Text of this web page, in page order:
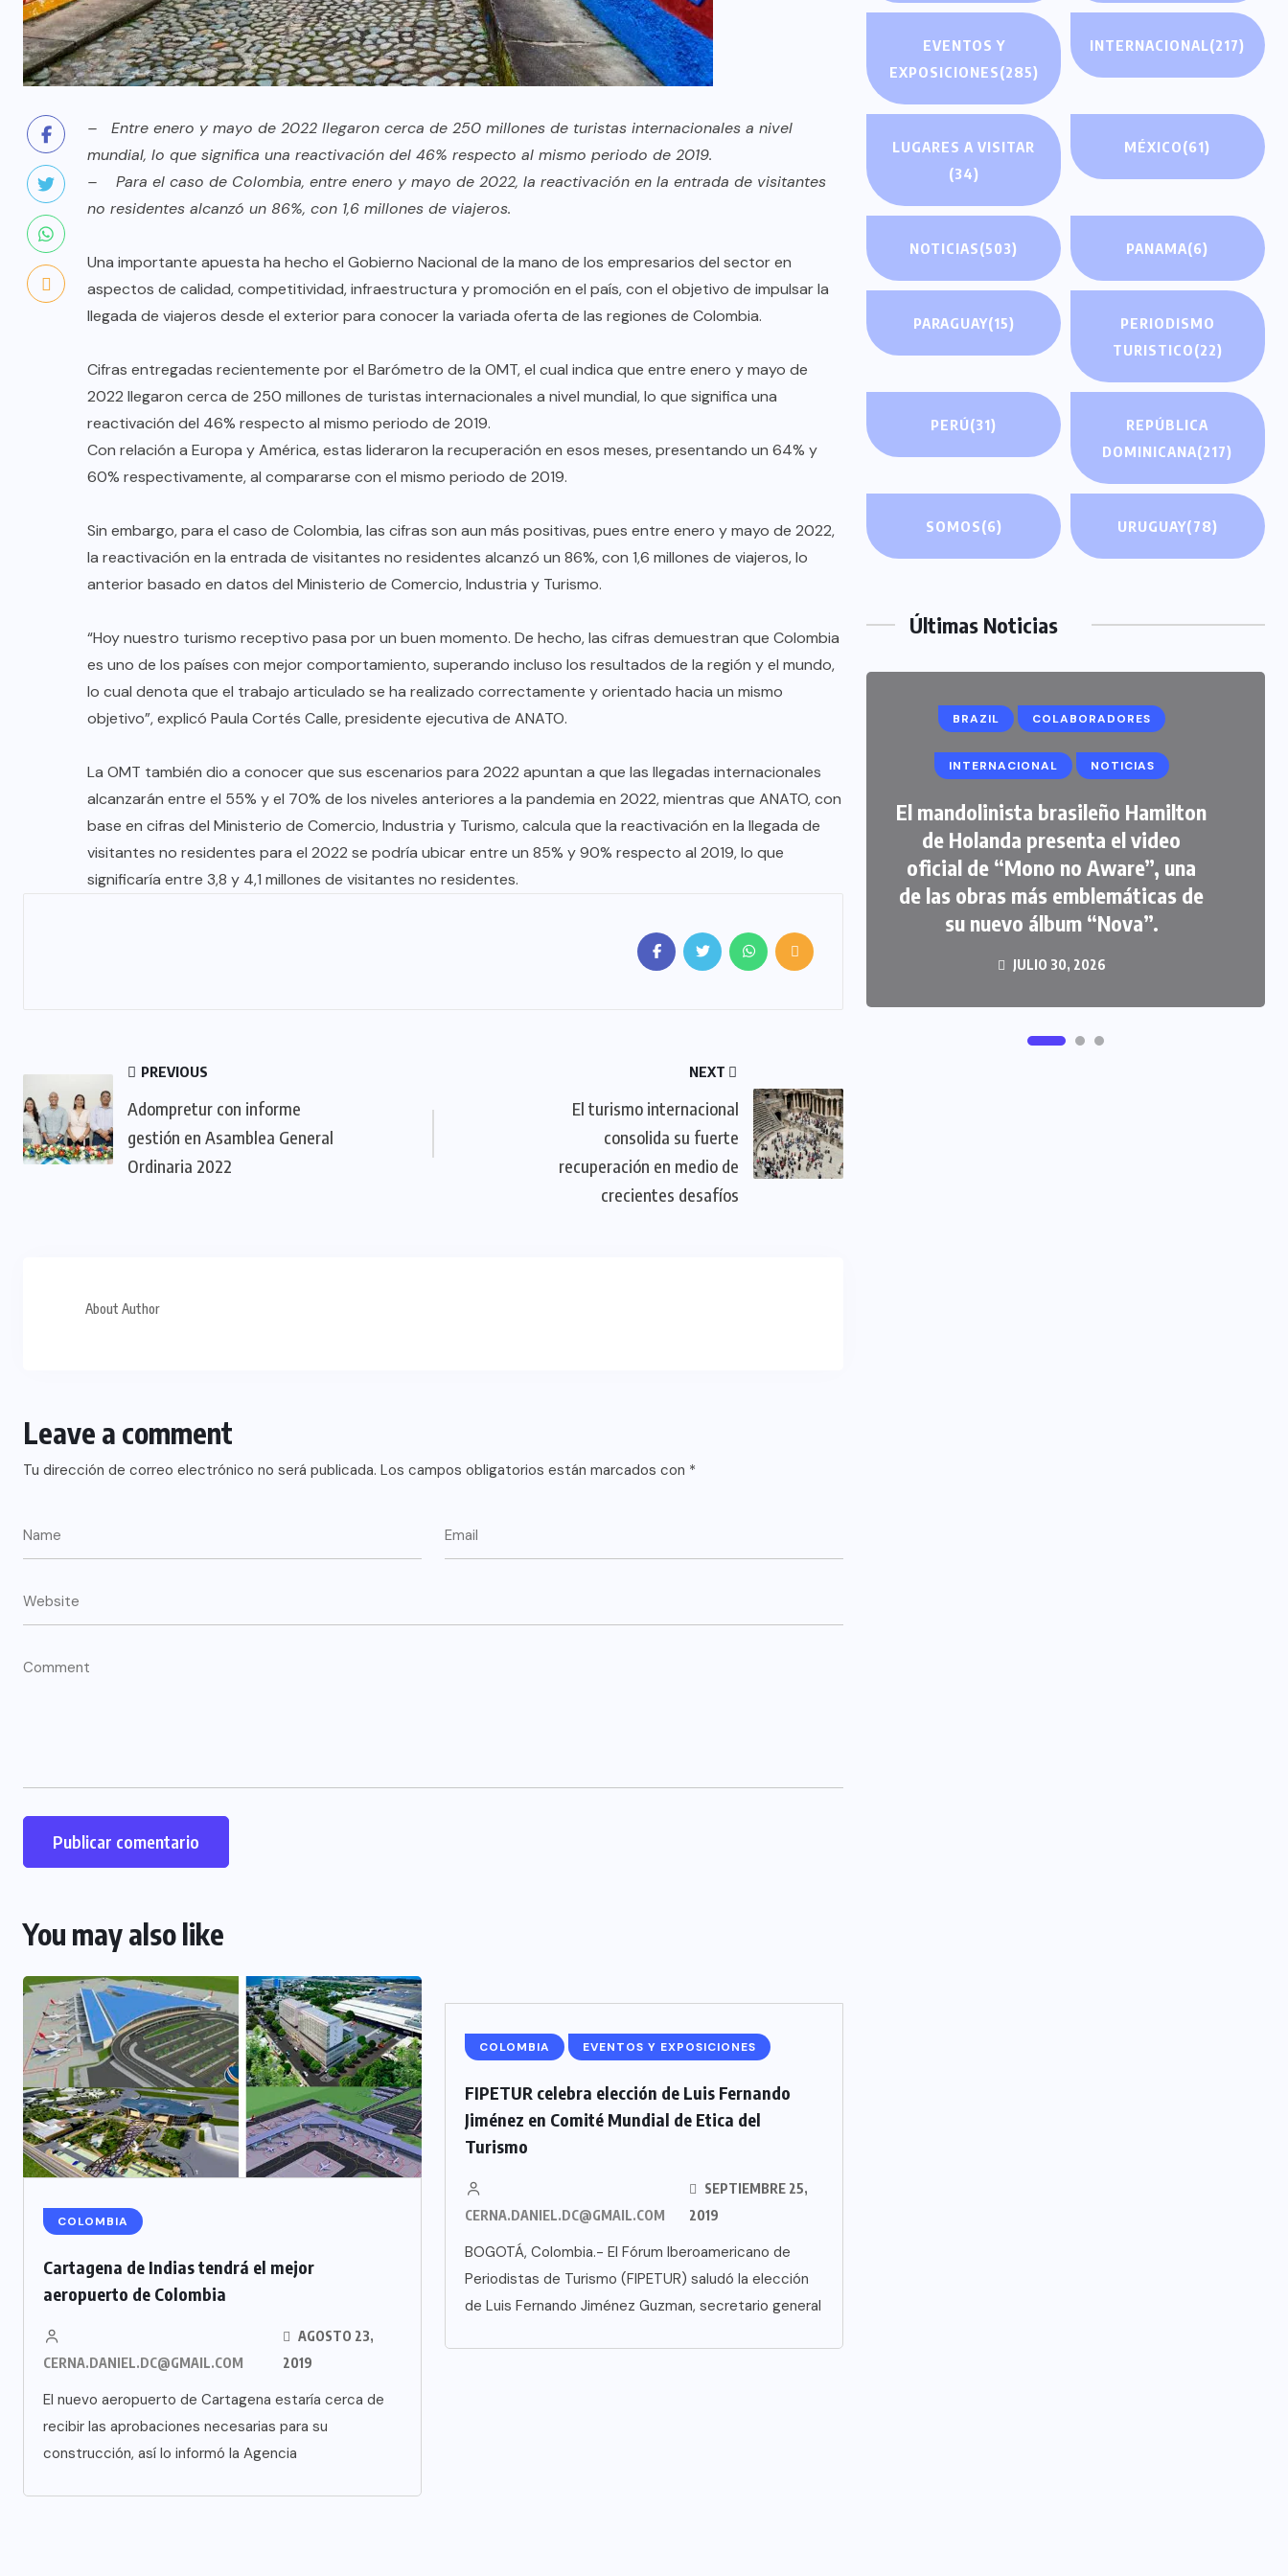
– Entre enero y mayo de 2022 llegaron cerca de 250 millones de turistas internacionales a nivel
mundial, lo que significa una reactivación del 46% respecto al mismo periodo de 2019.
– Para el caso de Colombia, entre enero y mayo de 2022, la reactivación en la entrada de visitantes
no residentes alcanzó un 86%, con 1,6 millones de viajeros.
Una importante apuesta ha hecho el Gobierno Nacional de la mano de los empresarios del sector en
aspectos de calidad, competitividad, infraestructura y promoción en el país, con el objetivo de impulsar la
llegada de viajeros desde el exterior para conocer la variada oferta de las regiones de Colombia.
Cifras entregadas recientemente por el Barómetro de la OMT, el cual indica que entre enero y mayo de
2022 llegaron cerca de 250 millones de turistas internacionales a nivel mundial, lo que significa una
reactivación del 46% respecto al mismo periodo de 2019.
Con relación a Europa y América, estas lideraron la recuperación en esos meses, presentando un 64% y
60% respectivamente, al compararse con el mismo periodo de 2019.
Sin embargo, para el caso de Colombia, las cifras son aun más positivas, pues entre enero y mayo de 2022,
la reactivación en la entrada de visitantes no residentes alcanzó un 86%, con 1,6 millones de viajeros, lo
anterior basado en datos del Ministerio de Comercio, Industria y Turismo.
“Hoy nuestro turismo receptivo pasa por un buen momento. De hecho, las cifras demuestran que Colombia
es uno de los países con mejor comportamiento, superando incluso los resultados de la región y el mundo,
lo cual denota que el trabajo articulado se ha realizado correctamente y orientado hacia un mismo
objetivo”, explicó Paula Cortés Calle, presidente ejecutiva de ANATO.
La OMT también dio a conocer que sus escenarios para 2022 apuntan a que las llegadas internacionales
alcanzarán entre el 55% y el 70% de los niveles anteriores a la pandemia en 2022, mientras que ANATO, con
base en cifras del Ministerio de Comercio, Industria y Turismo, calcula que la reactivación en la llegada de
visitantes no residentes para el 2022 se podría ubicar entre un 85% y 90% respecto al 2019, lo que
significaría entre 3,8 y 4,1 millones de visitantes no residentes.
PREVIOUS
Adompretur con informe
gestión en Asamblea General
Ordinaria 2022
NEXT
El turismo internacional
consolida su fuerte
recuperación en medio de
crecientes desafíos
About Author
Leave a comment
Tu dirección de correo electrónico no será publicada. Los campos obligatorios están marcados con *
You may also like
COLOMBIA
Cartagena de Indias tendrá el mejor
aeropuerto de Colombia
CERNA.DANIEL.DC@GMAIL.COM
AGOSTO 23,
2019
El nuevo aeropuerto de Cartagena estaría cerca de
recibir las aprobaciones necesarias para su
construcción, así lo informó la Agencia
COLOMBIA EVENTOS Y EXPOSICIONES
FIPETUR celebra elección de Luis Fernando
Jiménez en Comité Mundial de Etica del
Turismo
CERNA.DANIEL.DC@GMAIL.COM
SEPTIEMBRE 25,
2019
BOGOTÁ, Colombia.- El Fórum Iberoamericano de
Periodistas de Turismo (FIPETUR) saludó la elección
de Luis Fernando Jiménez Guzman, secretario general
EVENTOS Y
EXPOSICIONES(285)
INTERNACIONAL(217)
LUGARES A VISITAR
(34)
MÉXICO(61)
NOTICIAS(503) PANAMA(6)
PARAGUAY(15)
PERIODISMO
TURISTICO(22)
PERÚ(31)
REPÚBLICA
DOMINICANA(217)
SOMOS(6) URUGUAY(78)
Últimas Noticias
NOTICIAS
EL FIN DEL MILAGRO BOHEMIO:
TULUM EN BANCARROTA
TURÍSTICA POR ABUSOS Y FALTA
BRAZIL COLABORADORES
INTERNACIONAL NOTICIAS
El mandolinista brasileño Hamilton
de Holanda presenta el video
oficial de “Mono no Aware”, una
de las obras más emblemáticas de
su nuevo álbum “Nova”.
JULIO 30, 2026
COLABORADORES INTERNACIONAL
NOTICIAS PERIODISMO TURISTICO
FIPETUR se solidariza con
Venezuela
JUNIO 29, 2026